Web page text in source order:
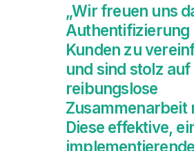
„Wir freuen uns
Authentifizierung
Kunden zu
und sind stolz auf
reibungslose
Zusammenarbeit
Diese effektive,